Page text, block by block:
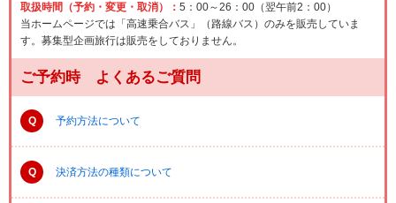
取扱時間（予約・変更・取消）： 5：00～26：00（翌午前2：00）
当ホームページでは「高速乗合バス」（路線バス）のみを販売していま
す。募集型企画旅行は販売をしておりません。
ご予約時 よくあるご質問
Q 予約方法について
Q 決済方法の種類について